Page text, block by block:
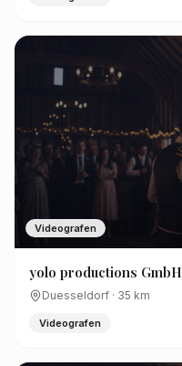
Videografen
yolo productions GmbH
Duesseldorf · 35 km
Videografen